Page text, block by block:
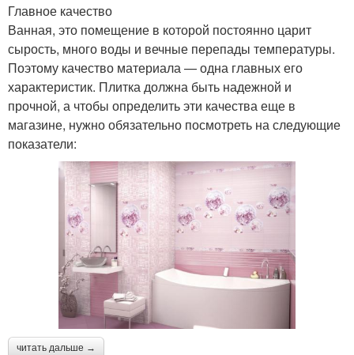
Главное качество
Ванная, это помещение в которой постоянно царит
сырость, много воды и вечные перепады температуры.
Поэтому качество материала — одна главных его
характеристик. Плитка должна быть надежной и
прочной, а чтобы определить эти качества еще в
магазине, нужно обязательно посмотреть на следующие
показатели:
читать дальше →